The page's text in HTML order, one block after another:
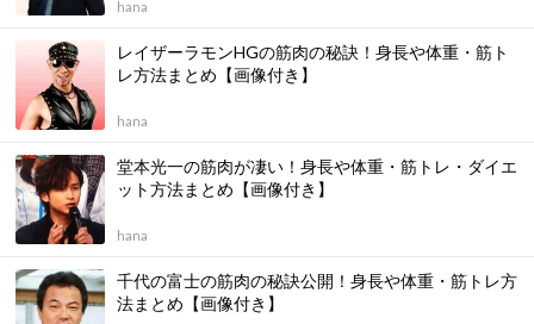
hana
レイザーラモンHGの筋肉の秘訣！身長や体重・筋ト
レ方法まとめ【画像付き】
hana
堂本光一の筋肉が凄い！身長や体重・筋トレ・ダイエ
ット方法まとめ【画像付き】
hana
千代の富士の筋肉の秘訣公開！身長や体重・筋トレ方
法まとめ【画像付き】